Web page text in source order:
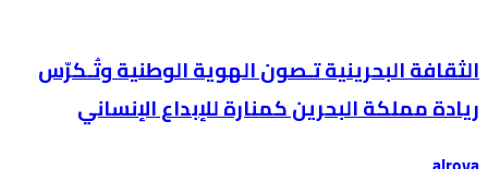
الثقافة البحرينية تـصون الهوية الوطنية وتُـكرّس
ريادة مملكة البحرين كمنارة للإبداع الإنساني